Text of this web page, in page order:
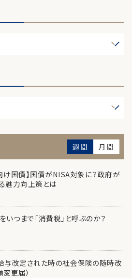
週間 月間
け国債】国債がNISA対象に？政府が
魅力向上策とは
いつまで「消費税」と呼ぶのか？
与改定された時の社会保険の随時改
変更届）